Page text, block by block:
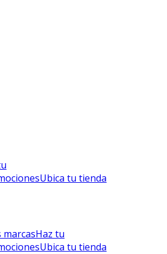
Ubica tu tienda
Haz tu
Ubica tu tienda